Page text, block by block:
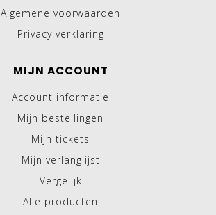
Algemene voorwaarden
Privacy verklaring
MIJN ACCOUNT
Account informatie
Mijn bestellingen
Mijn tickets
Mijn verlanglijst
Vergelijk
Alle producten